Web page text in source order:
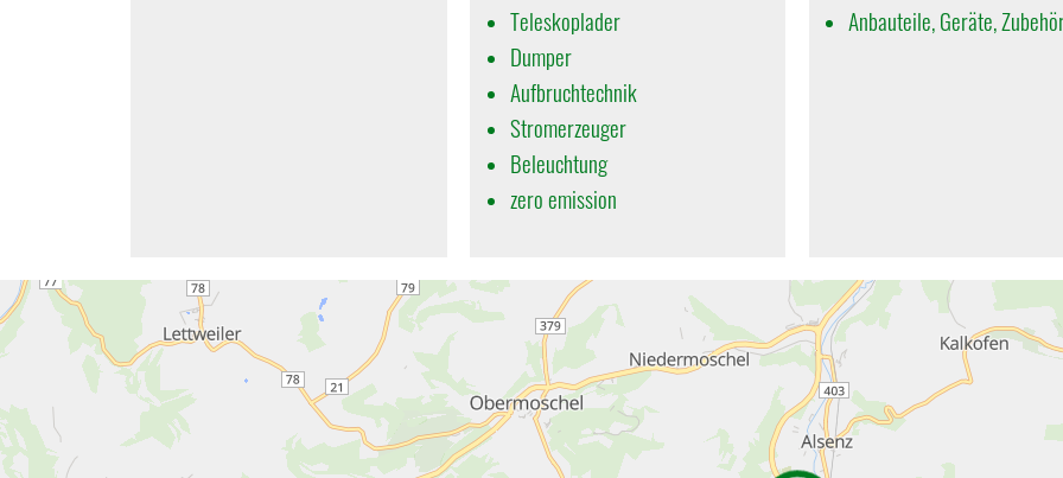
Teleskoplader
Dumper
Aufbruchtechnik
Stromerzeuger
Beleuchtung
zero emission
Anbauteile, Geräte,